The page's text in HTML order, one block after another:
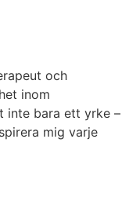
och
inom
inte bara ett yrke –
mig varje